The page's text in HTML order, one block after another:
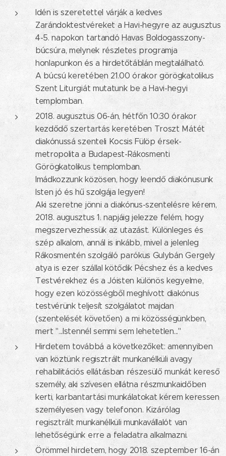
Idén is szeretettel várják a kedves
Zarándoktestvéreket a Havi-hegyre az augusztus
4-5. napokon tartandó Havas Boldogasszony-
búcsúra, melynek részletes programja
honlapunkon és a hirdetőtáblán megtalálható.
A búcsú keretében 21.00 órakor görögkatolikus
Szent Liturgiát mutatunk be a Havi-hegyi
templomban.
2018. augusztus 06-án, hétfőn 10:30 órakor
kezdődő szertartás keretében Troszt Mátét
diakónussá szenteli Kocsis Fülöp érsek-
metropolita a Budapest-Rákosmenti
Görögkatolikus templomban.
Imádkozzunk közösen, hogy leendő diakónusunk
Isten jó és hű szolgája legyen!
Aki szeretne jönni a diakónus-szentelésre kérem,
2018. augusztus 1. napjáig jelezze felém, hogy
megszervezhessük az utazást. Különleges és
szép alkalom, annál is inkább, mivel a jelenleg
Rákosmentén szolgáló parókus Gulybán Gergely
atya is ezer szállal kötődik Pécshez és a kedves
Testvérekhez és a Jóisten különös kegyelme,
hogy ezen közösségből meghívott diakónus
testvérünk teljesít szolgálatot majdan
(szentelését követően) a mi közösségünkben,
mert "...Istennél semmi sem lehetetlen..."
Hirdetem továbbá a következőket: amennyiben
van köztünk regisztrált munkanélküli avagy
rehabilitációs ellátásban részesülő munkát kereső
személy, aki szívesen ellátna részmunkaidőben
kerti, karbantartási munkálatokat kérem keressen
személyesen vagy telefonon. Kizárólag
regisztrált munkanélküli munkavállalót van
lehetőségünk erre a feladatra alkalmazni.
Örömmel hirdetem, hogy 2018. szeptember 16-án